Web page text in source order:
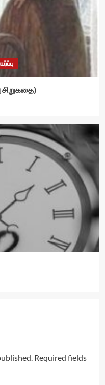
சிறுகதை)
Required fields